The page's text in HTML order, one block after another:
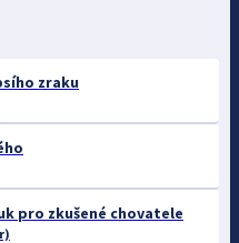
zraku
pro zkušené chovatele